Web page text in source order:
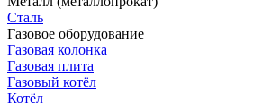
Сталь
Газовое оборудование
Газовая колонка
Газовая плита
Газовый котёл
Котёл